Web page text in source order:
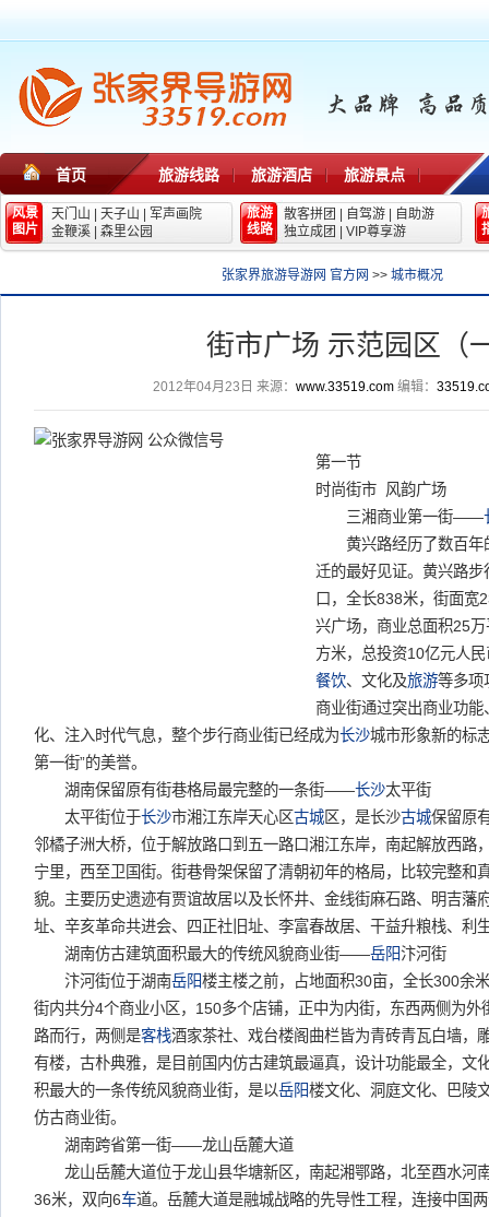
首页 旅游线路 旅游酒店 旅游景点
风景
图片
天门山 天子山
军声画院
金鞭溪
森里公园
旅游
线路
散客拼团 自驾游
自助游
独立成团
VIP尊享游
张家界旅游导游网 官方网 >> 城市概况
街市广场 示范园区（
2012年04月23日 来源： www.33519.com编辑：
第一节
时尚街市 风韵广场
三湘商业第一街——
黄兴路经历了数百年
迁的最好见证。黄兴路
口，全长838米，街面宽
兴广场，商业总面积25
方米，总投资10亿元人
餐饮、文化及旅游等多项
商业街通过突出商业功能
化、注入时代气息，整个步行商业街已经成为长沙城市形象新的标
第一街”的美誉。
湖南保留原有街巷格局最完整的一条街——长沙太平街
太平街位于长沙市湘江东岸天心区古城区，是长沙古城保留原
邻橘子洲大桥，位于解放路口到五一路口湘江东岸，南起解放西路
宁里，西至卫国街。街巷骨架保留了清朝初年的格局，比较完整和
貌。主要历史遗迹有贾谊故居以及长怀井、金线街麻石路、明吉藩
址、辛亥革命共进会、四正社旧址、李富春故居、干益升粮栈、利
湖南仿古建筑面积最大的传统风貌商业街——岳阳汴河街
汴河街位于湖南岳阳楼主楼之前，占地面积30亩，全长300余
街内共分4个商业小区，150多个店铺，正中为内街，东西两侧为外
路而行，两侧是客栈酒家茶社、戏台楼阁曲栏皆为青砖青瓦白墙，
有楼，古朴典雅，是目前国内仿古建筑最逼真，设计功能最全，文
积最大的一条传统风貌商业街，是以岳阳楼文化、洞庭文化、巴陵
仿古商业街。
湖南跨省第一街——龙山岳麓大道
龙山岳麓大道位于龙山县华塘新区，南起湘鄂路，北至酉水河
36米，双向6车道。岳麓大道是融城战略的先导性工程，连接中国